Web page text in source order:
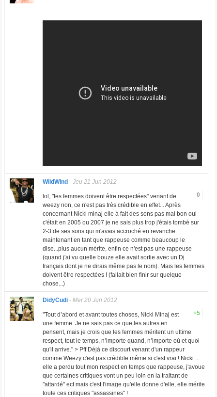
WildWind - Jeu 21 Jun 2012
0
lol, "les femmes doivent être respectées" venant de
weezy non, ce n'est pas très crédible en effet... Après
concernant Nicki minaj elle à fait des sons pas mal bon oui
c'était en 2005 ou 2007 je ne sais plus trop j'étais tombé sur
2-3 de ses sons qui m'avais accroché en revanche
maintenant en tant que rappeuse comme beaucoup le
dise...plus aucun mérite, enfin ce n'est pas une rappeuse
(quand j'ai vu quelle bouze elle avait sortie avec un Dj
français dont je ne dirais même pas le nom). Mais les femmes
doivent être respectées ! (fallait bien finir sur quelque
chose...)
DidyCudi- Mer 20 Jun 2012
+5
"Tout d’abord et avant toutes choses, Nicki Minaj est
une femme. Je ne sais pas ce que les autres en
pensent, mais je crois que les femmes méritent un ultime
respect, tout le temps, n’importe quand, n’importe où et quoi
qu'il arrive." > Pff Déjà ce discourt venant d'un rappeur
comme Weezy c'est pas crédible même si c'est vrai ! Nicki ...
elle a perdu tout mon respect en temps que rappeuse, j'avoue
que certaines critiques vont un peu loin en la traitant de
"attardé" ect mais c'est l'image qu'elle donne d'elle, elle mérite
toute ces critiques "assassines" !